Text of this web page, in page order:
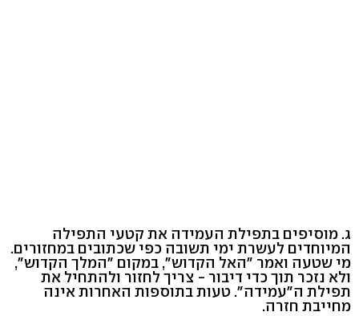
ג. מוסיפים בתפילת העמידה את קטעי התפילה
המיוחדים לעשרת ימי תשובה כפי שכתובים במחזורים.
מי שטעה ואמר "האל הקדוש", במקום "המלך הקדוש",
ולא נזכר תוך כדי דיבור - צריך לחזור ולהתחיל את
תפילת ה"עמידה". טעות בתוספות האחרות אינה
מחייבת חזרה.